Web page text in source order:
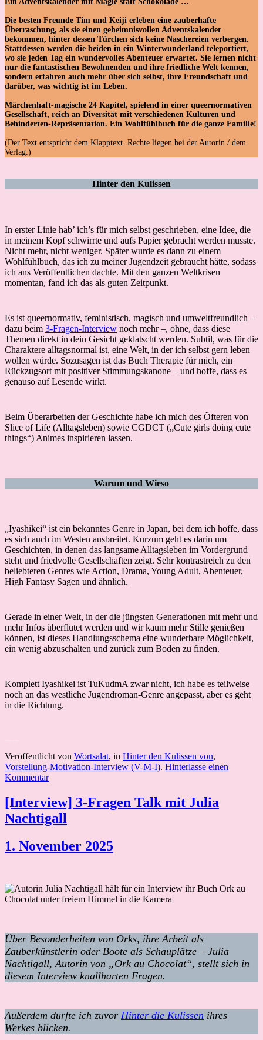
Die besten Freunde Tim und Keiji erleben eine zauberhafte
Überraschung, als sie einen geheimnisvollen Adventskalender
bekommen, hinter dessen Türchen sich keine Naschereien verbergen.
Stattdessen werden die beiden in ein Winterwunderland teleportiert,
wo sie jeden Tag ein wundervolles Abenteuer erwartet. Sie lernen nicht
nur die fantastischen Bewohnenden und ihre friedliche Welt kennen,
sondern erfahren auch mehr über sich selbst, ihre Freundschaft und
darüber, was wichtig ist im Leben.
Märchenhaft-magische 24 Kapitel, spielend in einer queernormativen
Gesellschaft, reich an Diversität mit verschiedenen Kulturen und
Behinderten-Repräsentation. Ein Wohlfühlbuch für die ganze Familie!
(Der Text entspricht dem Klapptext. Rechte liegen bei der Autorin / dem
Verlag.)
Hinter den Kulissen
In erster Linie hab’ ich’s für mich selbst geschrieben, eine Idee, die
in meinem Kopf schwirrte und aufs Papier gebracht werden musste.
Nicht mehr, nicht weniger. Später wurde es dann zu einem
Wohlfühlbuch, das ich zu meiner Jugendzeit gebraucht hätte, sodass
ich ans Veröffentlichen dachte. Mit den ganzen Weltkrisen
momentan, fand ich das als guten Zeitpunkt.
Es ist queernormativ, feministisch, magisch und umweltfreundlich –
dazu beim 3-Fragen-Interview noch mehr –, ohne, dass diese
Themen direkt in dein Gesicht geklatscht werden. Subtil, was für die
Charaktere alltagsnormal ist, eine Welt, in der ich selbst gern leben
wollen würde. Sozusagen ist das Buch Therapie für mich, ein
Rückzugsort mit positiver Stimmungskanone – und hoffe, dass es
genauso auf Lesende wirkt.
Beim Überarbeiten der Geschichte habe ich mich des Öfteren von
Slice of Life (Alltagsleben) sowie CGDCT („Cute girls doing cute
things“) Animes inspirieren lassen.
Warum und Wieso
„Iyashikei“ ist ein bekanntes Genre in Japan, bei dem ich hoffe, dass
es sich auch im Westen ausbreitet. Kurzum geht es darin um
Geschichten, in denen das langsame Alltagsleben im Vordergrund
steht und friedvolle Gesellschaften zeigt. Sehr kontrastreich zu den
beliebteren Genres wie Action, Drama, Young Adult, Abenteuer,
High Fantasy Sagen und ähnlich.
Gerade in einer Welt, in der die jüngsten Generationen mit mehr und
mehr Infos überflutet werden und wir kaum mehr Stille genießen
können, ist dieses Handlungsschema eine wunderbare Möglichkeit,
ein wenig abzuschalten und zurück zum Boden zu finden.
Komplett Iyashikei ist TuKudmA zwar nicht, ich habe es teilweise
noch an das westliche Jugendroman-Genre angepasst, aber es geht
in die Richtung.
Veröffentlicht von Wortsalat, in Hinter den Kulissen von,
Vorstellung-Motivation-Interview (V-M-I). Hinterlasse einen
Kommentar
[Interview] 3-Fragen Talk mit Julia
Nachtigall
1. November 2025
Über Besonderheiten von Orks, ihre Arbeit als
Zauberkünstlerin oder Boote als Schauplätze – Julia
Nachtigall, Autorin von „Ork au Chocolat“, stellt sich in
diesem Interview knallharten Fragen.
Außerdem durfte ich zuvor Hinter die Kulissen ihres
Werkes blicken.